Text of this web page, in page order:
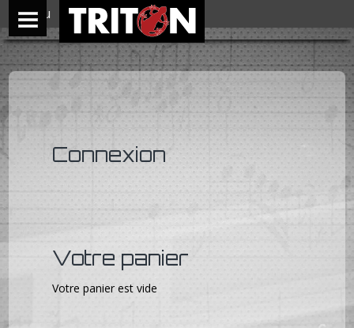
Connexion
Votre panier
Votre panier est vide
Menu